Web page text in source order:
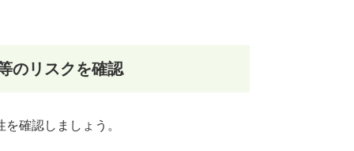
のリスクを確認
確認しましょう。